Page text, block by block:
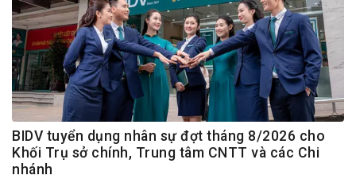
BIDV tuyển dụng nhân sự đợt tháng 8/2026 cho
Khối Trụ sở chính, Trung tâm CNTT và các Chi
nhánh